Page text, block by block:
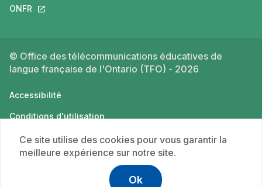
ONFR Ce lien s'ouvrira dans un nouvel onglet.
© Office des télécommunications éducatives de
langue française de l'Ontario (TFO) - 2026
Accessibilité
Conditions d'utilisation
Politique de confidentialité
Ce site utilise des cookies pour vous garantir la
meilleure expérience sur notre site.
Ok